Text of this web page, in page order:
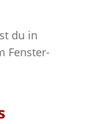
du in
Fenster-